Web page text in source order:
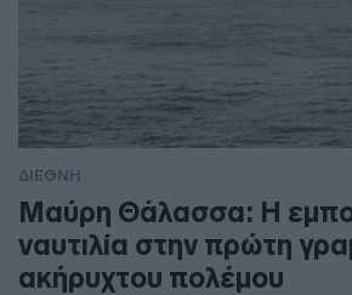
ΔΙΕΘΝΗ
Μαύρη Θάλασσα: Η
ναυτιλία στην πρώτη
ακήρυχτου πολέμου